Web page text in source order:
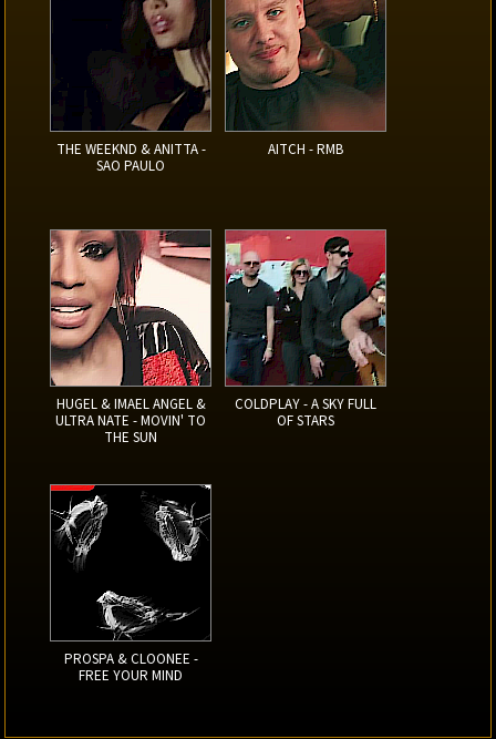
THE WEEKND & ANITTA -
SAO PAULO
AITCH - RMB
HUGEL & IMAEL ANGEL &
ULTRA NATE - MOVIN' TO
THE SUN
COLDPLAY - A SKY FULL
OF STARS
PROSPA & CLOONEE -
FREE YOUR MIND